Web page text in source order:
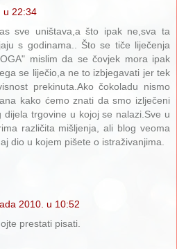
u 22:34
sve uništava,a što ipak ne,sva ta
s godinama.. Što se tiče liječenja
mislim da se čovjek mora ipak
se liječio,a ne to izbjegavati jer tek
prekinuta.Ako čokoladu nismo
kako ćemo znati da smo izlječeni
dijela trgovine u kojoj se nalazi.Sve u
različita mišljenja, ali blog veoma
dio u kojem pišete o istraživanjima.
2010. u 10:52
prestati pisati.